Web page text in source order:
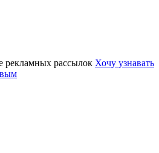
рекламных рассылок Хочу узнавать